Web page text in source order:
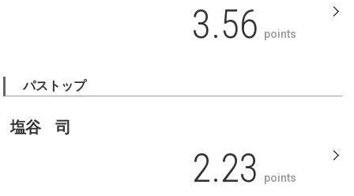
3.56 points
パストップ
塩谷 司
2.23 points